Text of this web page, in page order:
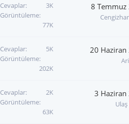
Cevaplar
3K
Görüntüleme
77K
8 Temmuz
Cevaplar
5K
Görüntüleme
202K
20 Haziran
Cevaplar
2K
Görüntüleme
63K
3 Haziran